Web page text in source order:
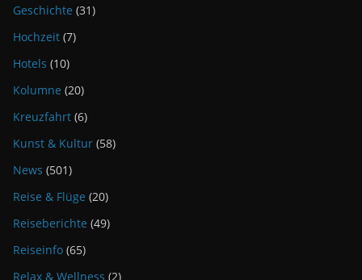
Geschichte (31)
Hochzeit (7)
Hotels (10)
Kolumne (20)
Kreuzfahrt (6)
Kunst & Kultur (58)
News (501)
Reise & Flüge (20)
Reiseberichte (49)
Reiseinfo (65)
Relax & Wellness (2)